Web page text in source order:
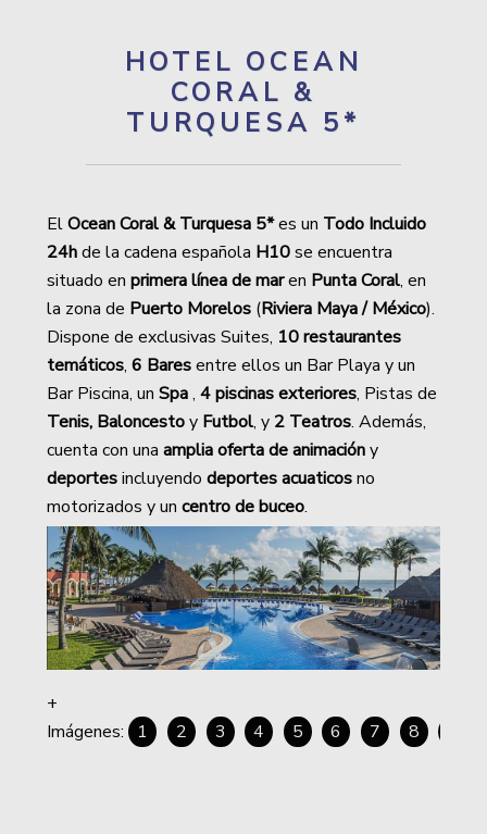
HOTEL OCEAN
CORAL &
TURQUESA 5*
ElOcean Coral & Turquesa 5*es un Todo Incluido
24hde la cadena española H10se encuentra
situado en primera línea de maren Punta Coral, en
la zona de Puerto Morelos(Riviera Maya / México).
Dispone de exclusivas Suites, 10 restaurantes
temáticos, 6 Baresentre ellos un Bar Playa y un
Bar Piscina, un Spa, 4 piscinas exteriores, Pistas de
Tenis, BaloncestoyFutbol, y 2 Teatros. Además,
cuenta con una amplia oferta de animacióny
deportesincluyendo deportes acuaticosno
motorizados y un centro de buceo.
1 2 3 4 5 6 7 8